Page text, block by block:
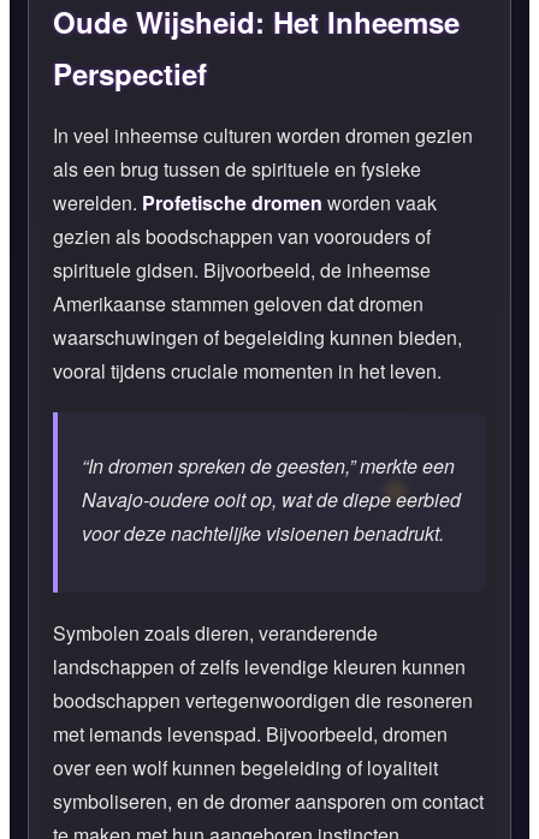
Oude Wijsheid: Het Inheemse
Perspectief
In veel inheemse culturen worden dromen gezien
als een brug tussen de spirituele en fysieke
werelden. Profetische dromen worden vaak
gezien als boodschappen van voorouders of
spirituele gidsen. Bijvoorbeeld, de inheemse
Amerikaanse stammen geloven dat dromen
waarschuwingen of begeleiding kunnen bieden,
vooral tijdens cruciale momenten in het leven.
“In dromen spreken de geesten,” merkte een
Navajo-oudere ooit op, wat de diepe eerbied
voor deze nachtelijke visioenen benadrukt.
Symbolen zoals dieren, veranderende
landschappen of zelfs levendige kleuren kunnen
boodschappen vertegenwoordigen die resoneren
met iemands levenspad. Bijvoorbeeld, dromen
over een wolf kunnen begeleiding of loyaliteit
symboliseren, en de dromer aansporen om contact